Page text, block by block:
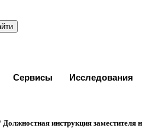
Сервисы Исследования
Должностная инструкция заместителя